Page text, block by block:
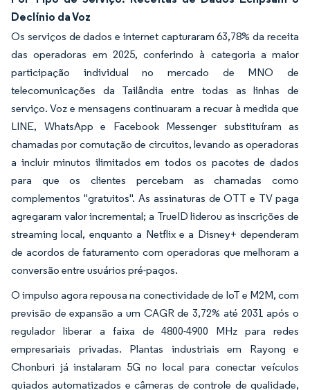
Declínio da Voz
Os serviços de dados e internet capturaram 63,78% da receita
das operadoras em 2025, conferindo à categoria a maior
participação individual no mercado de MNO de
telecomunicações da Tailândia entre todas as linhas de
serviço. Voz e mensagens continuaram a recuar à medida que
LINE, WhatsApp e Facebook Messenger substituíram as
chamadas por comutação de circuitos, levando as operadoras
a incluir minutos ilimitados em todos os pacotes de dados
para que os clientes percebam as chamadas como
complementos "gratuitos". As assinaturas de OTT e TV paga
agregaram valor incremental; a TrueID liderou as inscrições de
streaming local, enquanto a Netflix e a Disney+ dependeram
de acordos de faturamento com operadoras que melhoram a
conversão entre usuários pré-pagos.
O impulso agora repousa na conectividade de IoT e M2M, com
previsão de expansão a um CAGR de 3,72% até 2031 após o
regulador liberar a faixa de 4800-4900 MHz para redes
empresariais privadas. Plantas industriais em Rayong e
Chonburi já instalaram 5G no local para conectar veículos
guiados automatizados e câmeras de controle de qualidade,